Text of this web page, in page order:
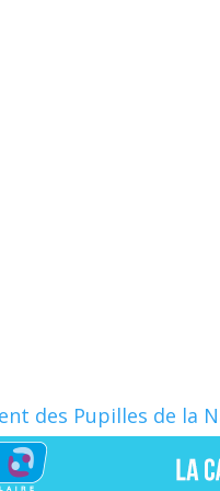
des Pupilles de la